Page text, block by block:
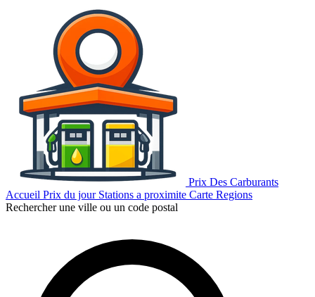
Prix Des Carburants
Accueil Prix du jour Stations a proximite Carte Regions
Rechercher une ville ou un code postal